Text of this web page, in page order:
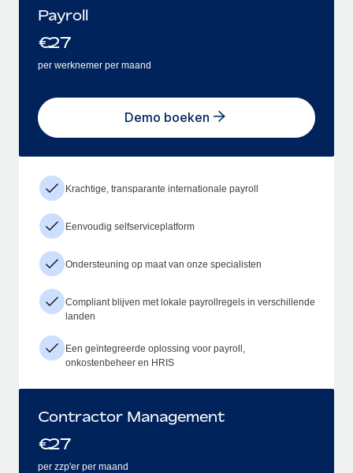
Payroll
€27
per werknemer per maand
Demo boeken
Krachtige, transparante internationale payroll
Eenvoudig selfserviceplatform
Ondersteuning op maat van onze specialisten
Compliant blijven met lokale payrollregels in verschillende
landen
Een geïntegreerde oplossing voor payroll,
onkostenbeheer en HRIS
Contractor Management
€27
per zzp'er per maand